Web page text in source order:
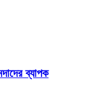
ব্যাপক